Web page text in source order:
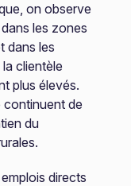
on observe
les zones
dans les
clientèle
plus élevés.
continuent de
du
directs